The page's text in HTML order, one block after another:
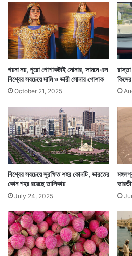
২ দিন পর ওই পরিবারের সঙ্গে পুলিশ
তারা ব্যাগটি খুঁজে পেয়েছে। থানায়
যেন ওই পরিবার সোনা ভরা ব্যাগটি
গয়না নয়, পুরো পোশাকটাই সোনার, সামনে এল
বিশ্বের সবচেয়ে দামি ও ভারী সোনার পোশাক
October 21, 2025
বিশ্বের সবচেয়ে সুরক্ষিত শহর কোনটি, ভারতের
কোন শহর রয়েছে তালিকায়
July 24, 2025